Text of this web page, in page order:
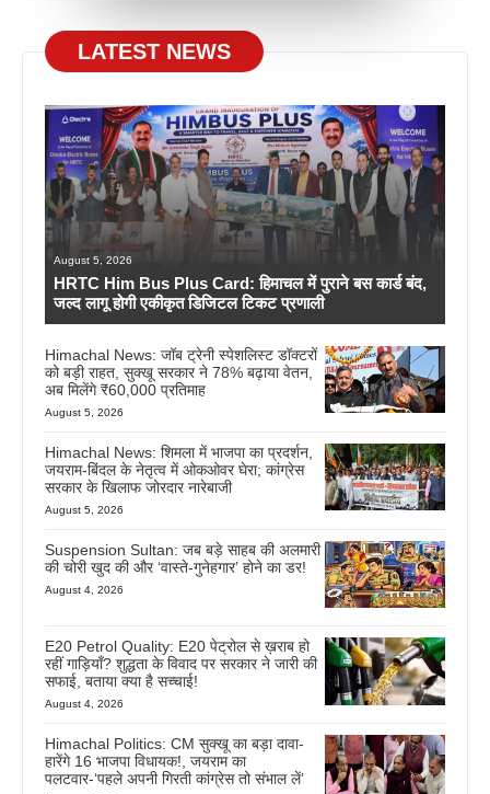
LATEST NEWS
August 5, 2026
HRTC Him Bus Plus Card: हिमाचल में पुराने बस कार्ड बंद,
जल्द लागू होगी एकीकृत डिजिटल टिकट प्रणाली
Himachal News: जॉब ट्रेनी स्पेशलिस्ट डॉक्टरों
को बड़ी राहत, सुक्खू सरकार ने 78% बढ़ाया वेतन,
अब मिलेंगे ₹60,000 प्रतिमाह
August 5, 2026
Himachal News: शिमला में भाजपा का प्रदर्शन,
जयराम-बिंदल के नेतृत्व में ओकओवर घेरा; कांग्रेस
सरकार के खिलाफ जोरदार नारेबाजी
August 5, 2026
Suspension Sultan: जब बड़े साहब की अलमारी
की चोरी खुद की और ‘वास्ते-गुनेहगार’ होने का डर!
August 4, 2026
E20 Petrol Quality: E20 पेट्रोल से ख़राब हो
रहीं गाड़ियाँ? शुद्धता के विवाद पर सरकार ने जारी की
सफाई, बताया क्या है सच्चाई!
August 4, 2026
Himachal Politics: CM सुक्खू का बड़ा दावा-
हारेंगे 16 भाजपा विधायक!, जयराम का
पलटवार-‘पहले अपनी गिरती कांग्रेस तो संभाल लें’